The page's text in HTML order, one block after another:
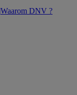
Waarom DNV ?